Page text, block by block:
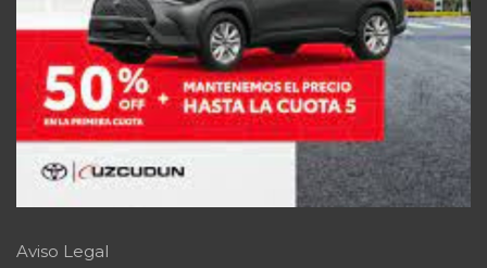
Aviso Legal